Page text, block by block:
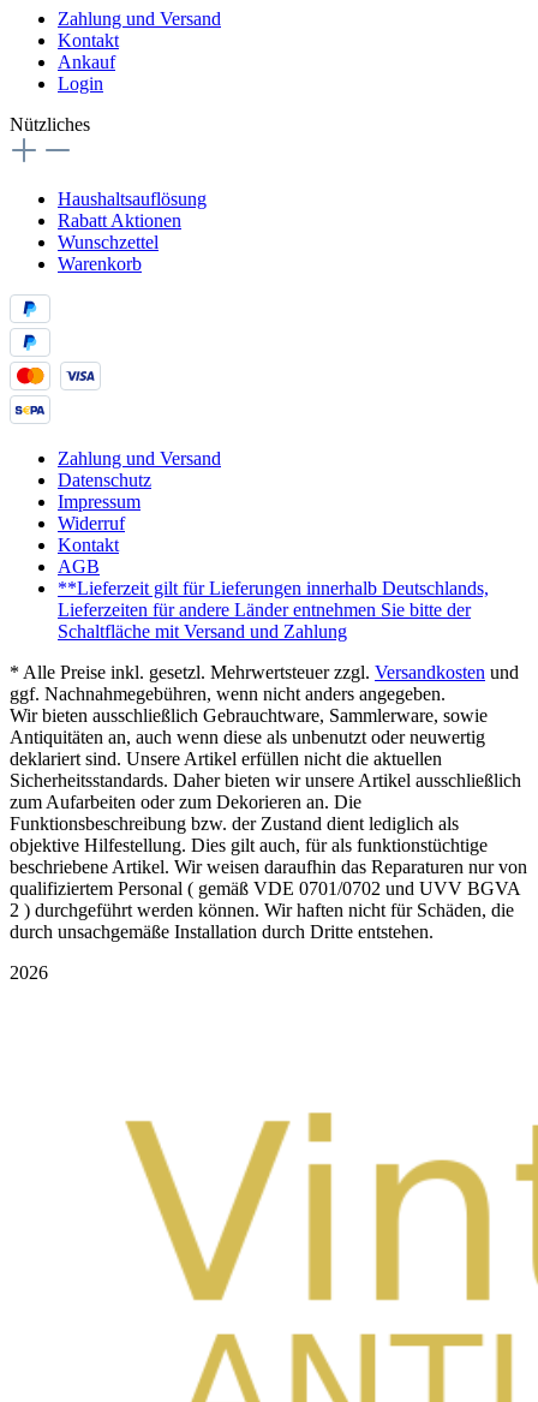
Zahlung und Versand
Kontakt
Ankauf
Login
Nützliches
Haushaltsauflösung
Rabatt Aktionen
Wunschzettel
Warenkorb
Zahlung und Versand
Datenschutz
Impressum
Widerruf
Kontakt
AGB
**Lieferzeit gilt für Lieferungen innerhalb Deutschlands,
Lieferzeiten für andere Länder entnehmen Sie bitte der
Schaltfläche mit Versand und Zahlung
* Alle Preise inkl. gesetzl. Mehrwertsteuer zzgl. Versandkosten und
ggf. Nachnahmegebühren, wenn nicht anders angegeben.
Wir bieten ausschließlich Gebrauchtware, Sammlerware, sowie
Antiquitäten an, auch wenn diese als unbenutzt oder neuwertig
deklariert sind. Unsere Artikel erfüllen nicht die aktuellen
Sicherheitsstandards. Daher bieten wir unsere Artikel ausschließlich
zum Aufarbeiten oder zum Dekorieren an. Die
Funktionsbeschreibung bzw. der Zustand dient lediglich als
objektive Hilfestellung. Dies gilt auch, für als funktionstüchtige
beschriebene Artikel. Wir weisen daraufhin das Reparaturen nur von
qualifiziertem Personal ( gemäß VDE 0701/0702 und UVV BGVA
2 ) durchgeführt werden können. Wir haften nicht für Schäden, die
durch unsachgemäße Installation durch Dritte entstehen.
2026